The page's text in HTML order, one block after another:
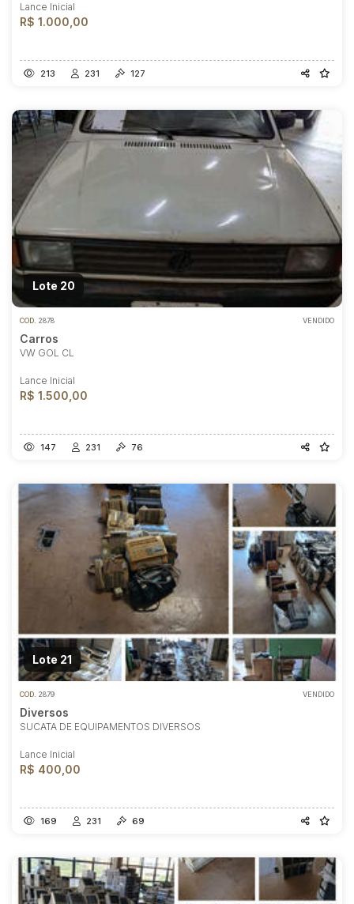
Lance Inicial
R$ 1.000,00
213 231 127
Lote 20
COD. 2878 VENDIDO
Carros
VW GOL CL
Lance Inicial
R$ 1.500,00
147 231 76
Lote 21
COD. 2879 VENDIDO
Diversos
SUCATA DE EQUIPAMENTOS DIVERSOS
Lance Inicial
R$ 400,00
169 231 69